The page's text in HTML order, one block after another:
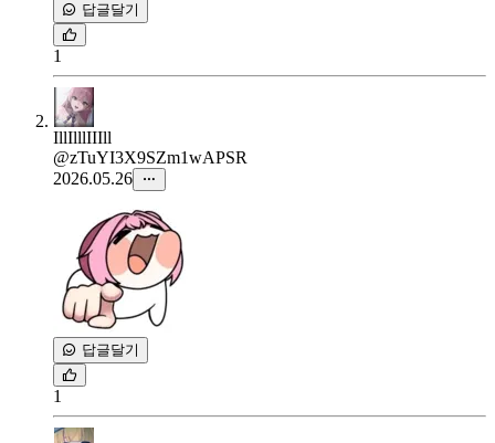
답글달기
1
IllIlllIIIll
@zTuYI3X9SZm1wAPSR
2026.05.26
답글달기
1